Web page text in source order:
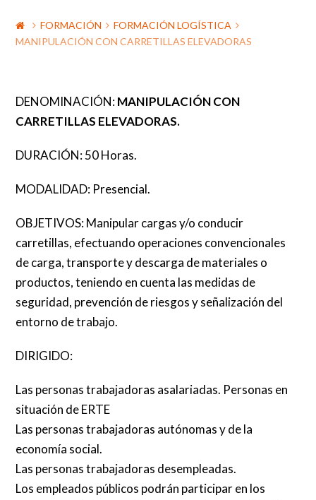
FORMACIÓN
FORMACIÓN LOGÍSTICA
MANIPULACIÓN CON CARRETILLAS ELEVADORAS
DENOMINACIÓN:MANIPULACIÓN CON
CARRETILLAS ELEVADORAS.
DURACIÓN: 50 Horas.
MODALIDAD: Presencial.
OBJETIVOS: Manipular cargas y/o conducir
carretillas, efectuando operaciones convencionales
de carga, transporte y descarga de materiales o
productos, teniendo en cuenta las medidas de
seguridad, prevención de riesgos y señalización del
entorno de trabajo.
DIRIGIDO:
Las personas trabajadoras asalariadas. Personas en
situación de ERTE
Las personas trabajadoras autónomas y de la
economía social.
Las personas trabajadoras desempleadas.
Los empleados públicos podrán participar en los